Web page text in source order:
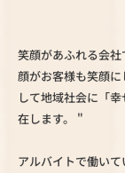
笑顔があふれる会
顔がお客様も笑顔
して地域社会に「
在します。 "
アルバイトで働い